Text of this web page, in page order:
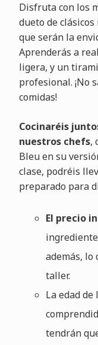
Disfruta con los
dueto de
que serán la
Aprenderás a
ligera, y un
profesional. ¡No
comidas!
Cocinaréis
nuestros chefs,
Bleu en su
clase, podréis
preparado para
El precio
además, lo
taller.
La edad
tendrán